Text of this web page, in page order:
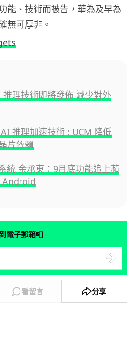
能、技術而被告，華為及早為
無可厚非。
理技術即將發佈 減少對外
推理加速技術 : UCM 降低
片依賴
統 余承東：9月底功能追上蘋
Android
電子郵箱📮
看留言 分享